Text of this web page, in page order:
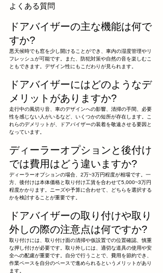
よくある質問
ドアバイザーの主な機能は何で
すか?
悪天候時でも窓を少し開けることができ、車内の湿度管理やリ
フレッシュが可能です。また、防犯対策や自然の音を楽しむこ
ともできます。デザイン性にもこだわりが見られます。
ドアバイザーにはどのようなデ
メリットがありますか?
走行中の風切り音、車のデザインへの影響、清掃の手間、必要
性を感じない人がいるなど、いくつかの短所が存在します。こ
れらのデメリットが、ドアバイザーの装着を敬遠させる要因と
なっています。
ディーラーオプションと後付け
では費用はどう違いますか?
ディーラーオプションの場合、2万~3万円程度が相場です。一
方、後付けは本体価格と取り付け工賃を合わせて5,000~3万円
程度かかります。ニーズや予算に合わせて、どちらを選択する
かを検討することが重要です。
ドアバイザーの取り付けや取り
外しの際の注意点は何ですか?
取り付けには、取り付け面の清掃や仮設置での位置確認、慎重
な押し付けが必要です。取り外しには、適切な道具の使用や安
全への配慮が重要です。自分で行うことで、費用を節約でき、
作業ペースを自分のペースで進められるというメリットがあり
ます。